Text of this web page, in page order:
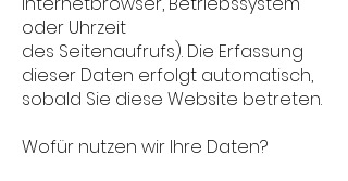
oder Uhrzeit
des Seitenaufrufs). Die Erfassung
dieser Daten erfolgt automatisch,
sobald Sie diese Website betreten.
Wofür nutzen wir Ihre Daten?